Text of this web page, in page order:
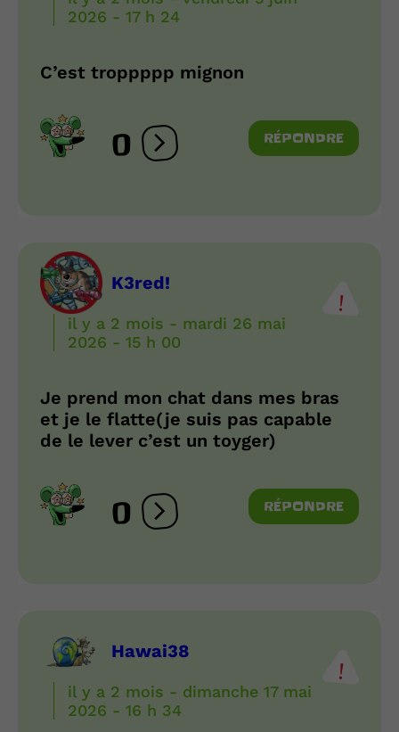
2026 - 17 h 24
C’est troppppp mignon
0 Ouvrir les réactions
RÉPONDRE
K3red!
il y a 2 mois - mardi 26 mai
2026 - 15 h 00
Je prend mon chat dans mes bras
et je le flatte(je suis pas capable
de le lever c’est un toyger)
0 Ouvrir les réactions
RÉPONDRE
Hawai38
il y a 2 mois - dimanche 17 mai
2026 - 16 h 34